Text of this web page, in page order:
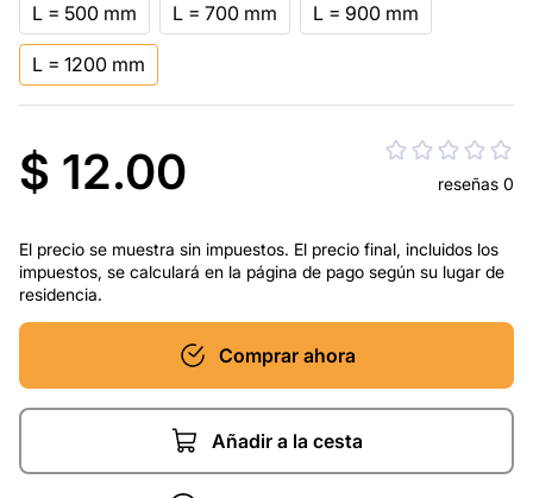
L = 500 mm L = 700 mm L = 900 mm
L = 1200 mm
$ 12.00 reseñas 0
El precio se muestra sin impuestos. El precio final, incluidos los
impuestos, se calculará en la página de pago según su lugar de
residencia.
Comprar ahora
Añadir a la cesta